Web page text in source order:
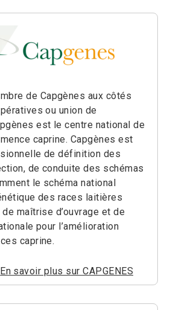
de Capgènes aux côtés
ou union de
est le centre national de
caprine. Capgènes est
de définition des
de conduite des schémas
le schéma national
des races laitières
maîtrise d’ouvrage et de
pour l’amélioration
caprine.
En savoir plus sur CAPGENES